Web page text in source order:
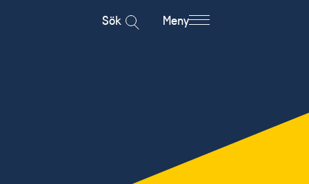
Sök Meny